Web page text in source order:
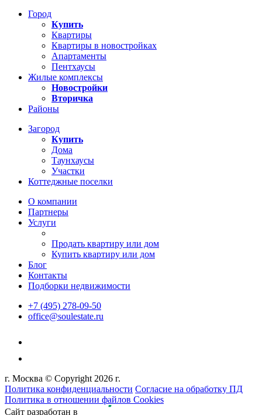
Город
Купить
Квартиры
Квартиры в новостройках
Апартаменты
Пентхаусы
Жилые комплексы
Новостройки
Вторичка
Районы
Загород
Купить
Дома
Таунхаусы
Участки
Коттеджные поселки
О компании
Партнеры
Услуги
Продать квартиру или дом
Купить квартиру или дом
Блог
Контакты
Подборки недвижимости
+7 (495) 278-09-50
office@soulestate.ru
г. Москва © Copyright 2026 г.
Политика конфиденциальности Согласие на обработку ПД
Политика в отношении файлов Cookies
Сайт разработан в